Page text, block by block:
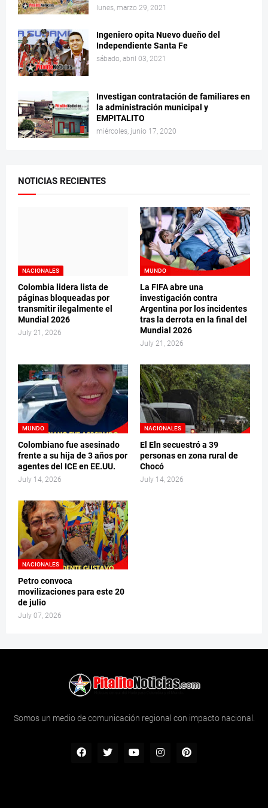
lunes, marzo 29, 2021
Ingeniero opita Nuevo dueño del
Independiente Santa Fe
sábado, abril 03, 2021
Investigan contratación de familiares en
la administración municipal y
EMPITALITO
miércoles, junio 17, 2020
NOTICIAS RECIENTES
NACIONALES
Colombia lidera lista de
páginas bloqueadas por
transmitir ilegalmente el
Mundial 2026
July 21, 2026
MUNDO
La FIFA abre una
investigación contra
Argentina por los incidentes
tras la derrota en la final del
Mundial 2026
July 21, 2026
MUNDO
Colombiano fue asesinado
frente a su hija de 3 años por
agentes del ICE en EE.UU.
July 14, 2026
NACIONALES
El Eln secuestró a 39
personas en zona rural de
Chocó
July 14, 2026
NACIONALES
Petro convoca
movilizaciones para este 20
de julio
July 07, 2026
Somos un medio de comunicación regional con impacto nacional.